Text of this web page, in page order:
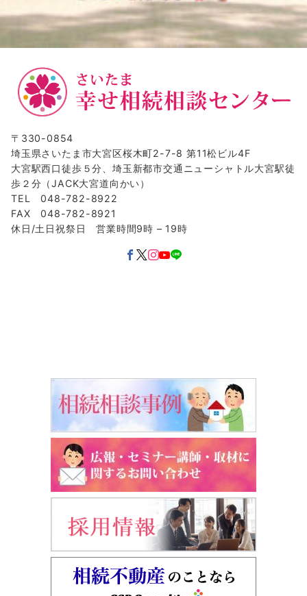
〒330-0854
埼玉県さいたま市大宮区桜木町2-7-8 第11松ビル4F
大宮駅西口徒歩５分、埼玉新都市交通ニューシャトル大宮駅徒
歩２分（JACK大宮道向かい）
TEL 048-782-8922
FAX 048-782-8921
休日/土日祝祭日 営業時間9時 – 19時